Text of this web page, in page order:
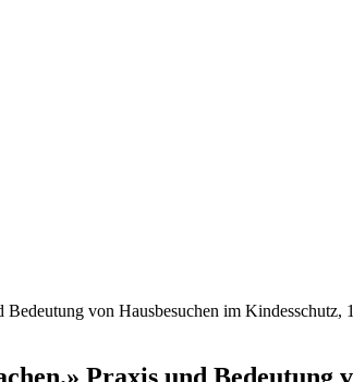
von Hausbesuchen im